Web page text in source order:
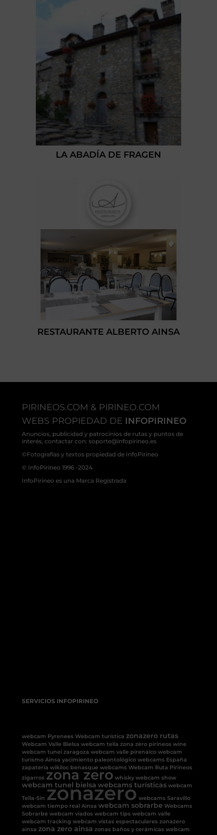
LA ABADÍA DE FRAGEN
RESTAURANTE ALBERTO AINSA
PIRINEOS.COM & PIRINEO.COM
WEBS PROPIEDAD DE INFOPIRINEO
Anuncios, publicidad y patrocinios de rutas y puntos de
interés, contactar con: soporte@infopirineo.es
©Fotografías y textos propiedad de InfoPirineo
© InfoPirineo 1996 -2024
InfoPirineo es una Marca Registrada
SERVICIOS INFOPIRINEO
webcam Pyrenees Webcam turística zonazero rutas
Webcam Valle Bielsa webcam tella zona zero pirineos wine
webcam tunel zaragoza webcam valle pirenaico webcam
turismo Ainsa yacimiento paleontológico webcams España
zapateria wikiloc benasque webcams Webcam Ruta Pirineos
zigarros zona zero whisky webcam show
webcam tunel bielsa webcams turísticas webcam
Tella-Sin zonazero webcams Saravillo
webcam tiempo real Ainsa webcam sobrarbe Webcams
Sobrarbe webcam viados webcam tips webcam valle
webcam tracking webcam vistas espectaculares zonazero
ainsa zona zero ainsa zonas baños y cerámicas webcam